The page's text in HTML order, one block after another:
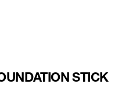
STICK